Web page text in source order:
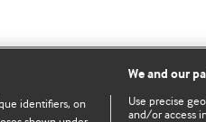
identifiers, on
We and our
Use precise
and/or access